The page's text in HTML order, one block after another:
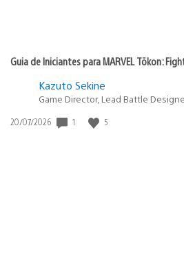
Guia de Iniciantes para MARVEL Tōkon:
Kazuto Sekine
Game Director, Lead Battle
Data
20/07/2026 1 5